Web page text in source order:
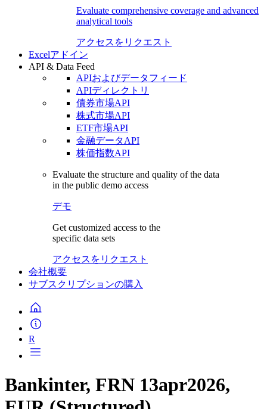
Evaluate comprehensive coverage and advanced
analytical tools
アクセスをリクエスト
Excelアドイン
API & Data Feed
APIおよびデータフィード
APIディレクトリ
債券市場API
株式市場API
ETF市場API
金融データAPI
株価指数API
Evaluate the structure and quality of the data
in the public demo access
デモ
Get customized access to the
specific data sets
アクセスをリクエスト
会社概要
サブスクリプションの購入
R
Bankinter, FRN 13apr2026,